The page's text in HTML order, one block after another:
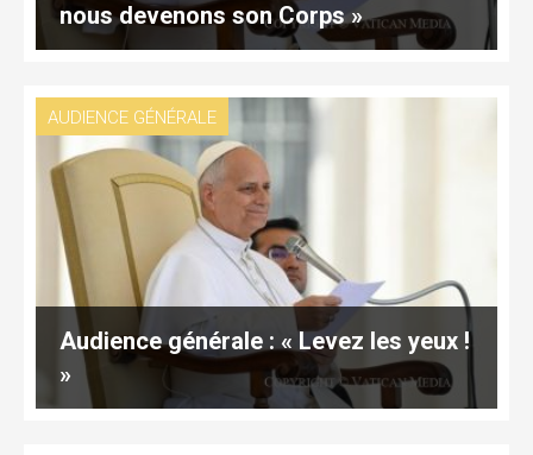
nous devenons son Corps »
AUDIENCE GÉNÉRALE
Audience générale : « Levez les yeux !
»